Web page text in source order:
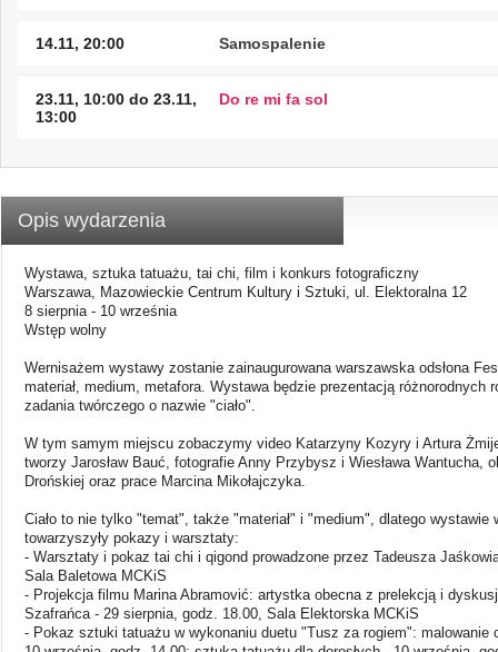
14.11, 20:00 Samospalenie
23.11, 10:00 do 23.11,
13:00
Do re mi fa sol
Opis wydarzenia
Wystawa, sztuka tatuażu, tai chi, film i konkurs fotograficzny
Warszawa, Mazowieckie Centrum Kultury i Sztuki, ul. Elektoralna 12
8 sierpnia - 10 września
Wstęp wolny
Wernisażem wystawy zostanie zainaugurowana warszawska odsłona
materiał, medium, metafora. Wystawa będzie prezentacją różnorodnych
zadania twórczego o nazwie "ciało".
W tym samym miejscu zobaczymy video Katarzyny Kozyry i Artura
tworzy Jarosław Bauć, fotografie Anny Przybysz i Wiesława Wantucha,
Drońskiej oraz prace Marcina Mikołajczyka.
Ciało to nie tylko "temat", także "materiał" i "medium", dlatego wystawie
towarzyszyły pokazy i warsztaty:
- Warsztaty i pokaz tai chi i qigond prowadzone przez Tadeusza
Sala Baletowa MCKiS
- Projekcja filmu Marina Abramović: artystka obecna z prelekcją i
Szafrańca - 29 sierpnia, godz. 18.00, Sala Elektorska MCKiS
- Pokaz sztuki tatuażu w wykonaniu duetu "Tusz za rogiem": malowanie